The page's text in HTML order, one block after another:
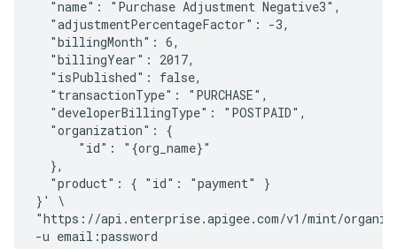
  "name": "Purchase Adjustment Negative3",
  "adjustmentPercentageFactor": -3,
  "billingMonth": 6,
  "billingYear": 2017,
  "isPublished": false,
  "transactionType": "PURCHASE",
  "developerBillingType": "POSTPAID",
  "organization": {
      "id": "{org_name}"
  },
  "product": { "id": "payment" }
}' \
"https://api.enterprise.apigee.com/v1/mint/